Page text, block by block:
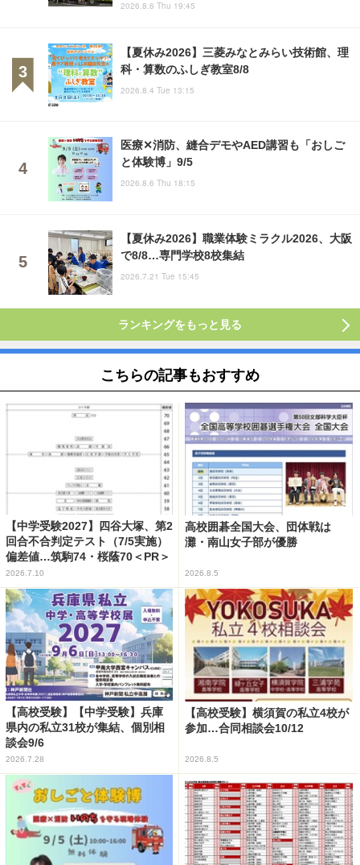
2026.8.6 Thu 19:45
【夏休み2026】三菱みなとみらい技術館、理
科・算数のふしぎ教室8/8
2026.8.4 Tue 13:15
医療✕消防、縫合デモやAED講習も「おしご
と体験博」9/5
2026.8.6 Thu 18:15
【夏休み2026】職業体験ミラクル2026、大阪
で8/8…専門学校8校集結
2026.7.21 Tue 15:45
ランキングをもっと見る
こちらの記事もおすすめ
【中学受験2027】四谷大塚、第2
回合不合判定テスト（7/5実施）
偏差値…筑駒74・桜蔭70＜PR＞
2026.7.10
高校囲碁全国大会、団体戦は
灘・南山女子部が優勝
2026.8.5
【高校受験】【中学受験】兵庫
県内の私立31校が集結、個別相
談会9/6
2026.7.28
【高校受験】横須賀の私立4校が
参加…合同相談会10/12
2026.8.5